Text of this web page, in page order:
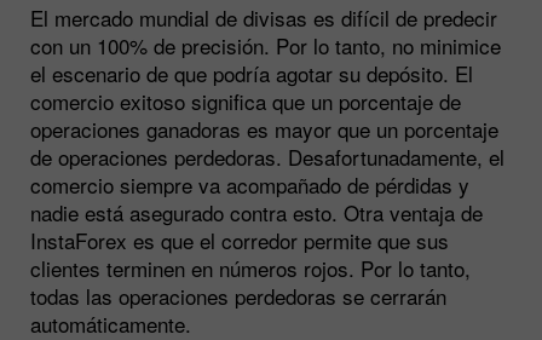
El mercado mundial de divisas es difícil de predecir
con un 100% de precisión. Por lo tanto, no minimice
el escenario de que podría agotar su depósito. El
comercio exitoso significa que un porcentaje de
operaciones ganadoras es mayor que un porcentaje
de operaciones perdedoras. Desafortunadamente, el
comercio siempre va acompañado de pérdidas y
nadie está asegurado contra esto. Otra ventaja de
InstaForex es que el corredor permite que sus
clientes terminen en números rojos. Por lo tanto,
todas las operaciones perdedoras se cerrarán
automáticamente.